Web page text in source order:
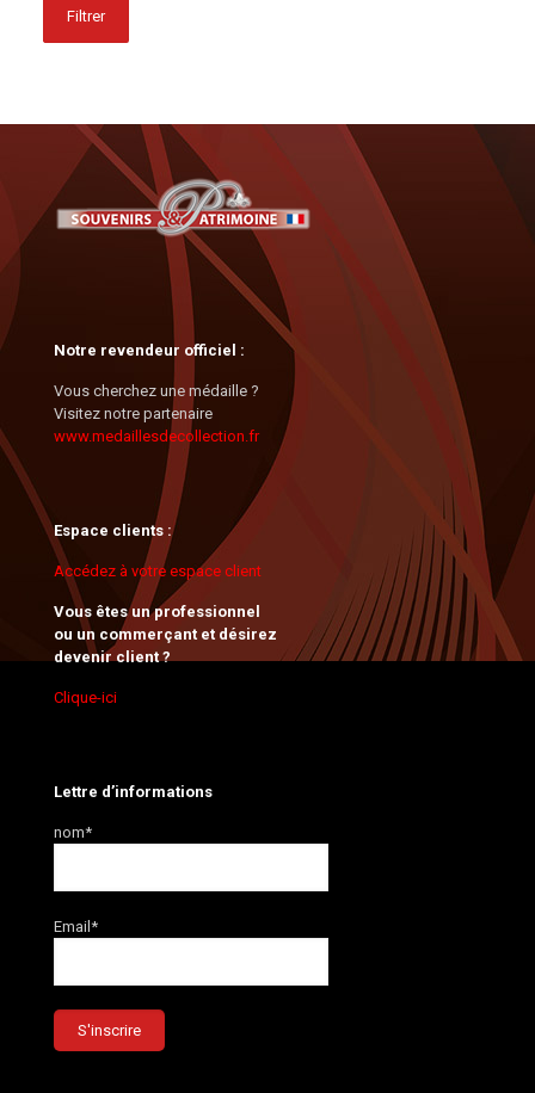
Filtrer
Notre revendeur officiel :
Vous cherchez une médaille ?
Visitez notre partenaire
www.medaillesdecollection.fr
Espace clients :
Accédez à votre espace client
Vous êtes un professionnel
ou un commerçant et désirez
devenir client ?
Clique-ici
Lettre d’informations
nom*
Email*